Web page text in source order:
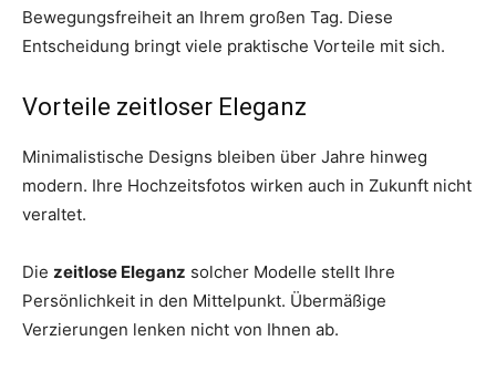
Bewegungsfreiheit an Ihrem großen Tag. Diese
Entscheidung bringt viele praktische Vorteile mit sich.
Vorteile zeitloser Eleganz
Minimalistische Designs bleiben über Jahre hinweg
modern. Ihre Hochzeitsfotos wirken auch in Zukunft nicht
veraltet.
Die zeitlose Eleganz solcher Modelle stellt Ihre
Persönlichkeit in den Mittelpunkt. Übermäßige
Verzierungen lenken nicht von Ihnen ab.